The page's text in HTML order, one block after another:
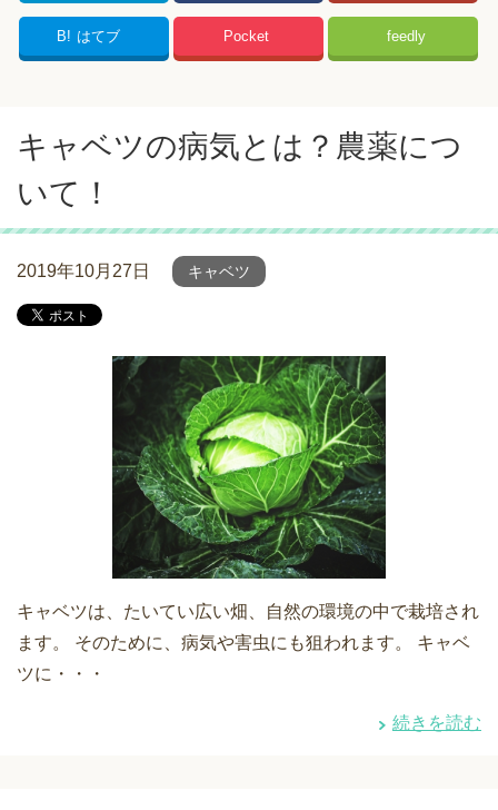
B! はてブ Pocket feedly
キャベツの病気とは？農薬につ
いて！
2019年10月27日 キャベツ
キャベツは、たいてい広い畑、自然の環境の中で栽培され
ます。 そのために、病気や害虫にも狙われます。 キャベ
ツに・・・
続きを読む